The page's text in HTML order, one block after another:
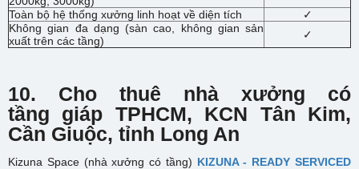
Toàn bộ hệ thống xưởng linh hoạt về diện tích
✓
Không gian đa dạng (sàn cao, không gian sản
xuất trên các tầng)
✓
10. Cho thuê nhà xưởng có
tầng giáp TPHCM, KCN Tân Kim,
Cần Giuộc, tỉnh Long An
Kizuna Space (nhà xưởng có tầng) KIZUNA - READY SERVICED